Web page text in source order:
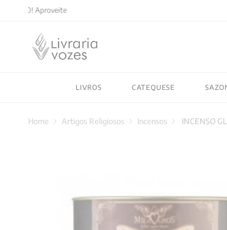
LIVROS CATEQUESE
Artigos Religiosos Incensos INCENSO
2027
6º pré